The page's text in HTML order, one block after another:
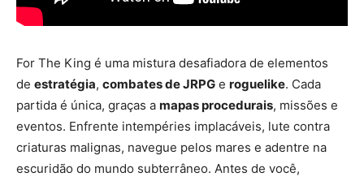
For The King é uma mistura desafiadora de elementos
de estratégia, combates de JRPG e roguelike. Cada
partida é única, graças a mapas procedurais, missões e
eventos. Enfrente intempéries implacáveis, lute contra
criaturas malignas, navegue pelos mares e adentre na
escuridão do mundo subterrâneo. Antes de você,